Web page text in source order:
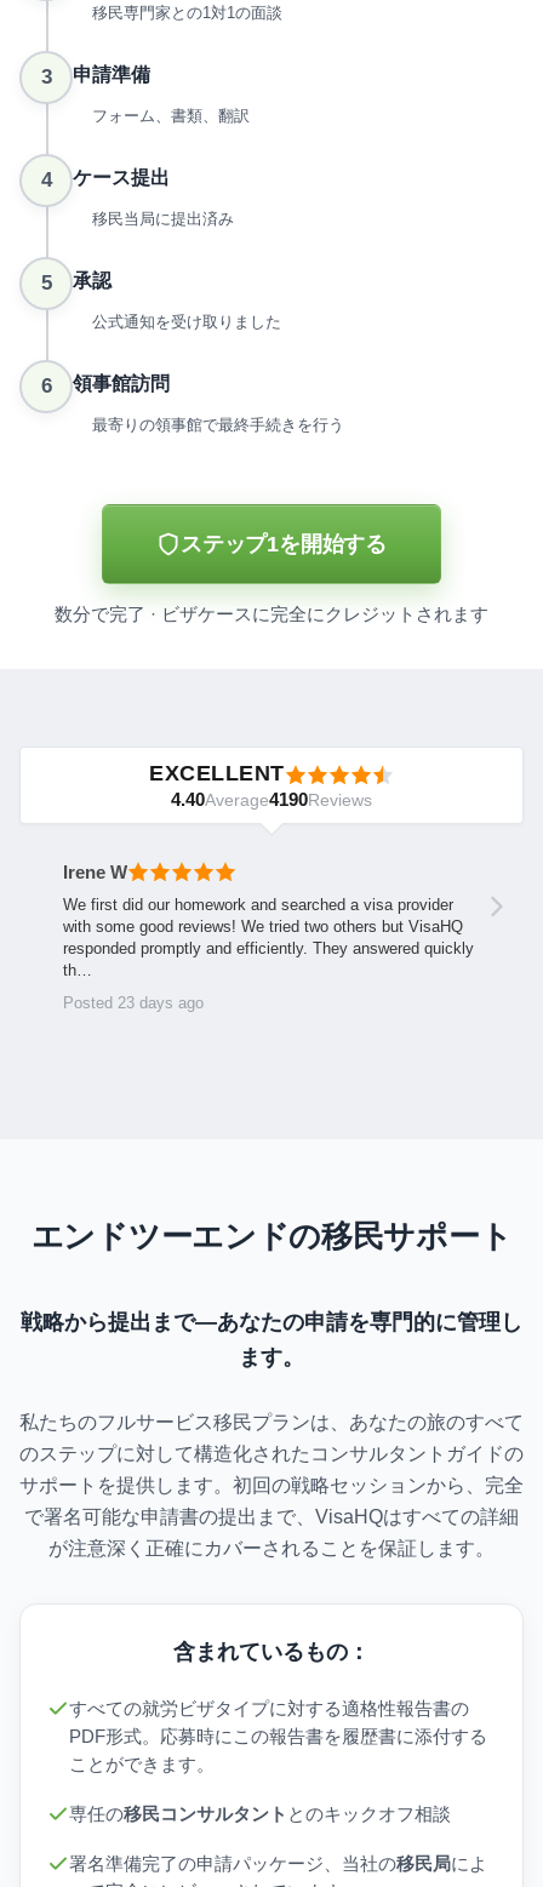
移民専門家との1対1の面談
3 申請準備
フォーム、書類、翻訳
4 ケース提出
移民当局に提出済み
5 承認
公式通知を受け取りました
6 領事館訪問
最寄りの領事館で最終手続きを行う
ステップ1を開始する
数分で完了 · ビザケースに完全にクレジットされます
EXCELLENT
4.40Average4190Reviews
Irene W
We first did our homework and searched a visa provider
with some good reviews! We tried two others but VisaHQ
responded promptly and efficiently. They answered quickly
th…
Posted 23 days ago
エンドツーエンドの移民サポート
戦略から提出まで—あなたの申請を専門的に管理し
ます。
私たちのフルサービス移民プランは、あなたの旅のすべて
のステップに対して構造化されたコンサルタントガイドの
サポートを提供します。初回の戦略セッションから、完全
で署名可能な申請書の提出まで、VisaHQはすべての詳細
が注意深く正確にカバーされることを保証します。
含まれているもの：
すべての就労ビザタイプに対する適格性報告書の
PDF形式。応募時にこの報告書を履歴書に添付する
ことができます。
専任の移民コンサルタント とのキックオフ相談
署名準備完了の申請パッケージ、当社の移民局によ